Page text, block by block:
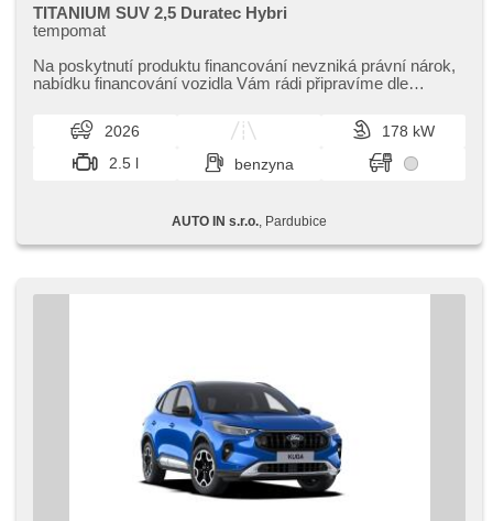
TITANIUM SUV 2,5 Duratec Hybri
tempomat
Na poskytnutí produktu financování nevzniká právní nárok,​
nabídku financování vozidla Vám rádi připravíme dle
2026
178 kW
2.5 l
benzyna
AUTO IN s.r.o. , Pardubice